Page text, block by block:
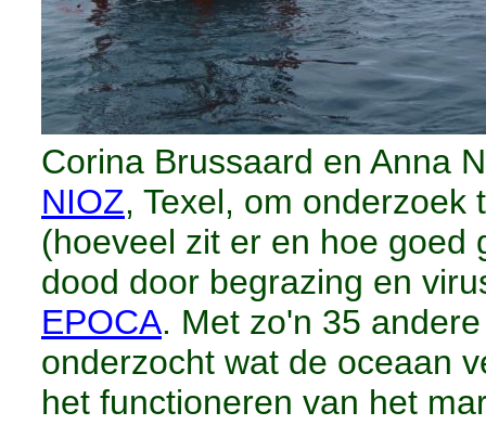
Corina Brussaard en Anna
NIOZ, Texel, om
(hoeveel zit er en hoe goed
dood door begrazing en
EPOCA. Met zo'n 35
onderzocht wat de oceaan
het functioneren van het